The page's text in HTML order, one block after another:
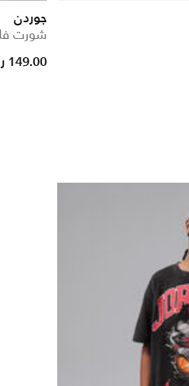
جوردن
شورت
from
149.00 ر.ق